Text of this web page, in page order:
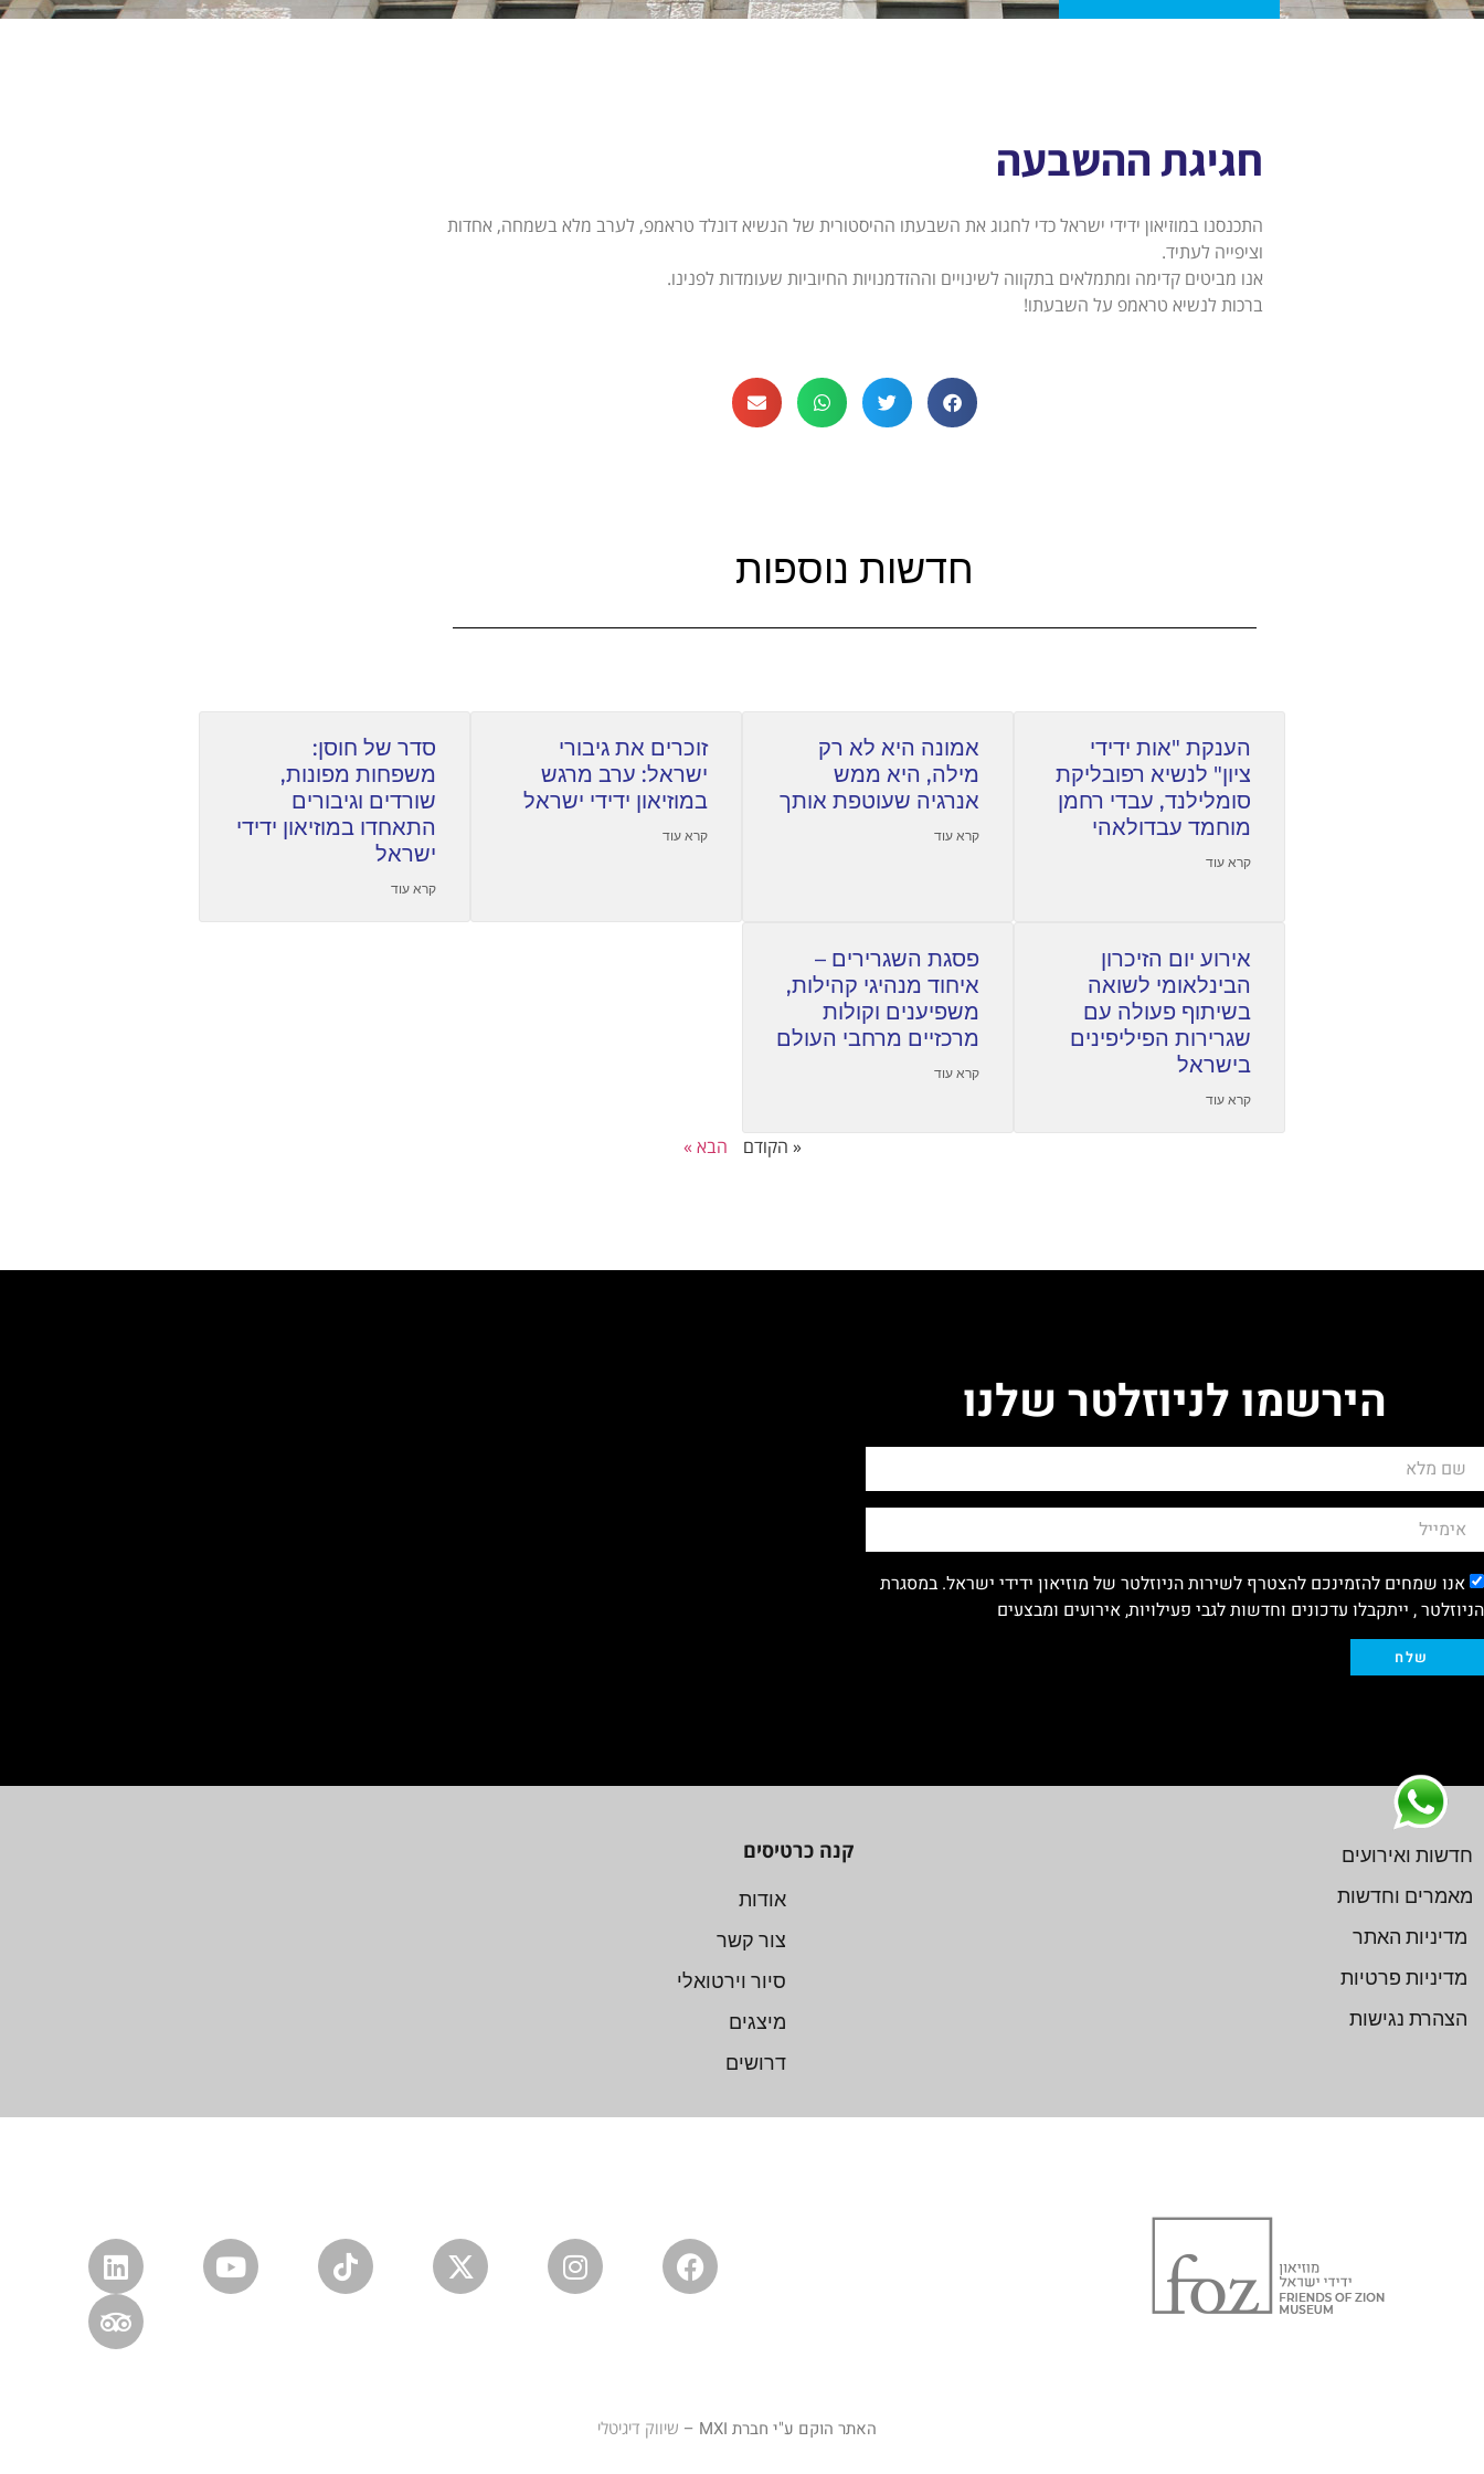
חגיגת ההשבעה
התכנסנו במוזיאון ידידי ישראל כדי לחגוג את השבעתו ההיסטורית של הנשיא דונלד טראמפ, לערב מלא בשמחה, אחדות
וציפייה לעתיד.
אנו מביטים קדימה ומתמלאים בתקווה לשינויים וההזדמנויות החיוביות שעומדות לפנינו.
ברכות לנשיא טראמפ על השבעתו!
חדשות נוספות
הענקת "אות ידידי
ציון" לנשיא רפובליקת
סומלילנד, עבדי רחמן
מוחמד עבדולאהי
קרא עוד
אמונה היא לא רק
מילה, היא ממש
אנרגיה שעוטפת אותך
קרא עוד
זוכרים את גיבורי
ישראל: ערב מרגש
במוזיאון ידידי ישראל
קרא עוד
סדר של חוסן:
משפחות מפונות,
שורדים וגיבורים
התאחדו במוזיאון ידידי
ישראל
קרא עוד
אירוע יום הזיכרון
הבינלאומי לשואה
בשיתוף פעולה עם
שגרירות הפיליפינים
בישראל
קרא עוד
פסגת השגרירים –
איחוד מנהיגי קהילות,
משפיענים וקולות
מרכזיים מרחבי העולם
קרא עוד
« הקודם הבא »
הירשמו לניוזלטר שלנו
אנו שמחים להזמינכם להצטרף לשירות הניוזלטר של מוזיאון ידידי ישראל. במסגרת
הניוזלטר , ייתקבלו עדכונים וחדשות לגבי פעילויות, אירועים ומבצעים
שלח
חדשות ואירועים
מאמרים וחדשות
מדיניות האתר
מדיניות פרטיות
הצהרת נגישות
קנה כרטיסים
אודות
צור קשר
סיור וירטואלי
מיצגים
דרושים
האתר הוקם ע"י חברת MXI – שיווק דיגיטלי